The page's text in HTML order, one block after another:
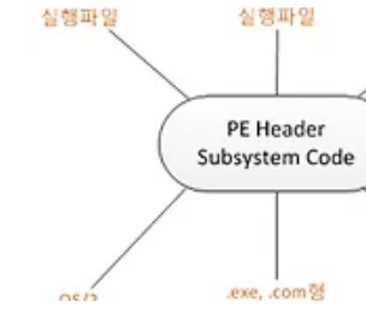
Pro for Workstations, Education, Pro Education,
consumer, business 2개 모두 윈도우는 동일하지만 정
이가 있다. Retail 키를 Volume 버전에 입력하면 정품 인